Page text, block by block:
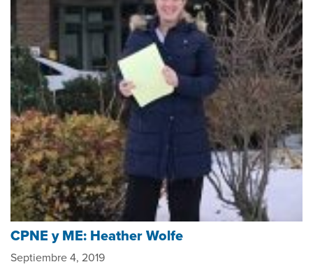
CPNE y ME: Heather Wolfe
Septiembre 4, 2019